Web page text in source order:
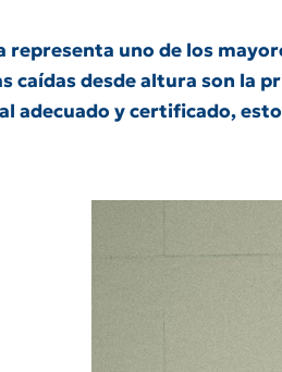
representa uno de los
caídas desde altura son la
adecuado y certificado,